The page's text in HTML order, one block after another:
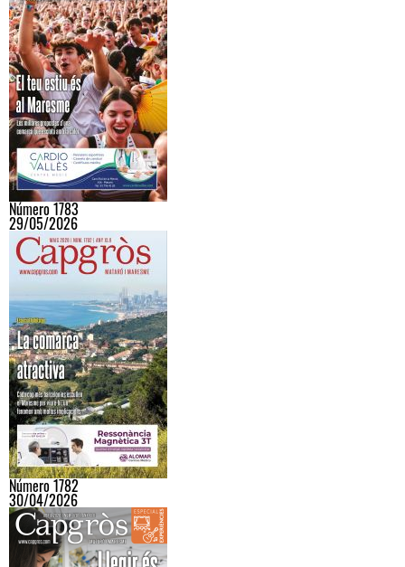
Número 1783
29/05/2026
Número 1782
30/04/2026